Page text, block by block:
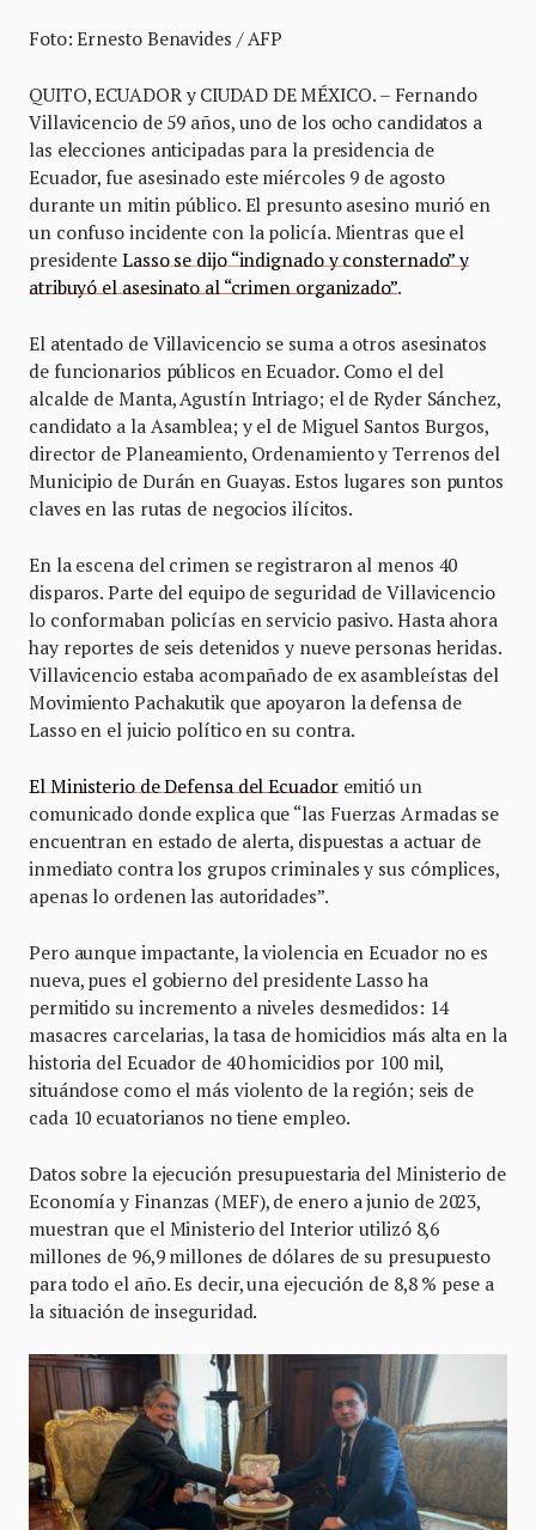
Foto: Ernesto Benavides / AFP
QUITO, ECUADOR y CIUDAD DE MÉXICO. – Fernando
Villavicencio de 59 años, uno de los ocho candidatos a
las elecciones anticipadas para la presidencia de
Ecuador, fue asesinado este miércoles 9 de agosto
durante un mitin público. El presunto asesino murió en
un confuso incidente con la policía. Mientras que el
presidente Lasso se dijo “indignado y consternado” y
atribuyó el asesinato al “crimen organizado”.
El atentado de Villavicencio se suma a otros asesinatos
de funcionarios públicos en Ecuador. Como el del
alcalde de Manta, Agustín Intriago; el de Ryder Sánchez,
candidato a la Asamblea; y el de Miguel Santos Burgos,
director de Planeamiento, Ordenamiento y Terrenos del
Municipio de Durán en Guayas. Estos lugares son puntos
claves en las rutas de negocios ilícitos.
En la escena del crimen se registraron al menos 40
disparos. Parte del equipo de seguridad de Villavicencio
lo conformaban policías en servicio pasivo. Hasta ahora
hay reportes de seis detenidos y nueve personas heridas.
Villavicencio estaba acompañado de ex asambleístas del
Movimiento Pachakutik que apoyaron la defensa de
Lasso en el juicio político en su contra.
El Ministerio de Defensa del Ecuadoremitió un
comunicado donde explica que “las Fuerzas Armadas se
encuentran en estado de alerta, dispuestas a actuar de
inmediato contra los grupos criminales y sus cómplices,
apenas lo ordenen las autoridades”.
Pero aunque impactante, la violencia en Ecuador no es
nueva, pues el gobierno del presidente Lasso ha
permitido su incremento a niveles desmedidos: 14
masacres carcelarias, la tasa de homicidios más alta en la
historia del Ecuador de 40 homicidios por 100 mil,
situándose como el más violento de la región; seis de
cada 10 ecuatorianos no tiene empleo.
Datos sobre la ejecución presupuestaria del Ministerio de
Economía y Finanzas (MEF), de enero a junio de 2023,
muestran que el Ministerio del Interior utilizó 8,6
millones de 96,9 millones de dólares de su presupuesto
para todo el año. Es decir, una ejecución de 8,8 % pese a
la situación de inseguridad.